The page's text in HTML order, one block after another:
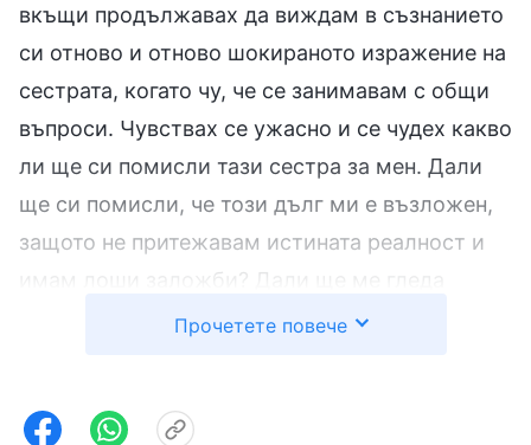
вкъщи продължавах да виждам в съзнанието
си отново и отново шокираното изражение на
сестрата, когато чу, че се занимавам с общи
въпроси. Чувствах се ужасно и се чудех какво
ли ще си помисли тази сестра за мен. Дали
ще си помисли, че този дълг ми е възложен,
защото не притежавам истината реалност и
имам лоши заложби? Дали ще ме гледа
отвисоко? Това ме накара да се
писма и не успявах да ги предам навреме на
Прочетете повече